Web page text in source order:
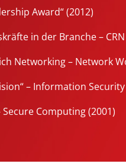
Award“ (2012)
in der Branche – CRN
Networking – Network
– Information Security
Computing (2001)